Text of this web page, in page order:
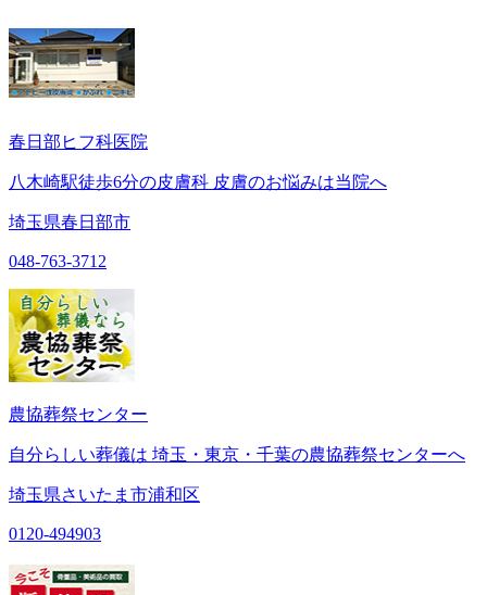
春日部ヒフ科医院
八木崎駅徒歩6分の皮膚科 皮膚のお悩みは当院へ
埼玉県春日部市
048-763-3712
農協葬祭センター
自分らしい葬儀は 埼玉・東京・千葉の農協葬祭センターへ
埼玉県さいたま市浦和区
0120-494903